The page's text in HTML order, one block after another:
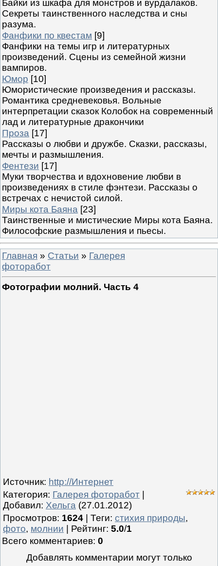
Байки из шкафа для монстров и вурдалаков.
Секреты таинственного наследства и сны
разума.
Фанфики по квестам [9]
Фанфики на темы игр и литературных
произведений. Сцены из семейной жизни
вампиров.
Юмор [10]
Юмористические произведения и рассказы.
Романтика средневековья. Вольные
интерпретации сказок Колобок на современный
лад и литературные дракончики
Проза [17]
Рассказы о любви и дружбе. Сказки, рассказы,
мечты и размышления.
Фентези [17]
Муки творчества и вдохновение любви в
произведениях в стиле фэнтези. Рассказы о
встречах с нечистой силой.
Миры кота Баяна [23]
Таинственные и мистические Миры кота Баяна.
Философские размышления и пьесы.
Главная » Статьи » Галерея
фоторабот
Фотографии молний. Часть 4
Источник: http://Интернет
Категория: Галерея фоторабот
Добавил: Хельга (27.01.2012)
Просмотров: 1624 Теги: стихия природы,
фото, молнии Рейтинг: 5.0/1
Всего комментариев: 0
Добавлять комментарии могут только